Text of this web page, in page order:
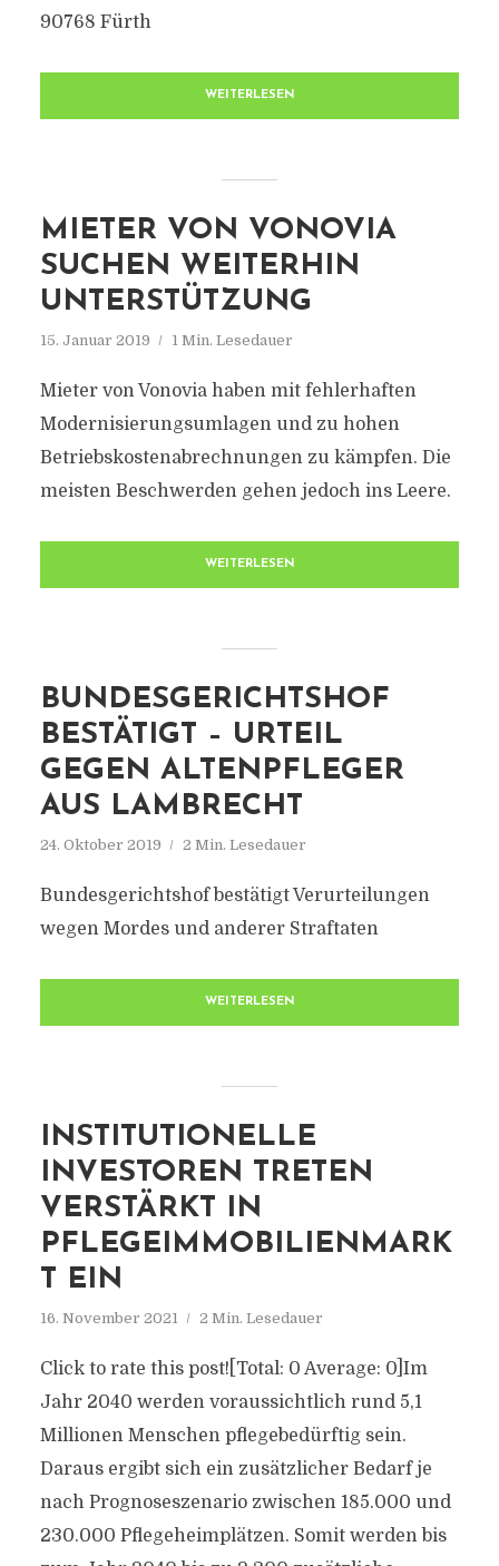
90768 Fürth
WEITERLESEN
MIETER VON VONOVIA
SUCHEN WEITERHIN
UNTERSTÜTZUNG
15. Januar 2019 1 Min. Lesedauer
Mieter von Vonovia haben mit fehlerhaften
Modernisierungsumlagen und zu hohen
Betriebskostenabrechnungen zu kämpfen. Die
meisten Beschwerden gehen jedoch ins Leere.
WEITERLESEN
BUNDESGERICHTSHOF
BESTÄTIGT – URTEIL
GEGEN ALTENPFLEGER
AUS LAMBRECHT
24. Oktober 2019 2 Min. Lesedauer
Bundesgerichtshof bestätigt Verurteilungen
wegen Mordes und anderer Straftaten
WEITERLESEN
INSTITUTIONELLE
INVESTOREN TRETEN
VERSTÄRKT IN
PFLEGEIMMOBILIENMARK
T EIN
16. November 2021 2 Min. Lesedauer
Click to rate this post![Total: 0 Average: 0]Im
Jahr 2040 werden voraussichtlich rund 5,1
Millionen Menschen pflegebedürftig sein.
Daraus ergibt sich ein zusätzlicher Bedarf je
nach Prognoseszenario zwischen 185.000 und
230.000 Pflegeheimplätzen. Somit werden bis